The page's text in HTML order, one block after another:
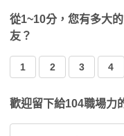
從1~10分，您有多大
友？
1 2 3 4
歡迎留下給104職場力